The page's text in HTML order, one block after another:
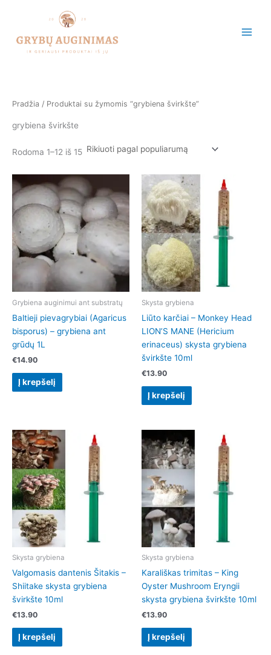
Pradžia / Produktai su žymomis “grybiena švirkšte”
grybiena švirkšte
Rodoma 1–12 iš 15
populiarumą
Grybiena auginimui ant substratų
Baltieji pievagrybiai (Agaricus
bisporus) – grybiena ant
grūdų 1L
€14.90
Į krepšelį
Skysta grybiena
Liūto karčiai – Monkey Head
LION’S MANE (Hericium
erinaceus) skysta grybiena
švirkšte 10ml
€13.90
Į krepšelį
Skysta grybiena
Valgomasis dantenis Šitakis –
Shiitake skysta grybiena
švirkšte 10ml
€13.90
Į krepšelį
Skysta grybiena
Karališkas trimitas – King
Oyster Mushroom Eryngii
skysta grybiena švirkšte 10ml
€13.90
Į krepšelį